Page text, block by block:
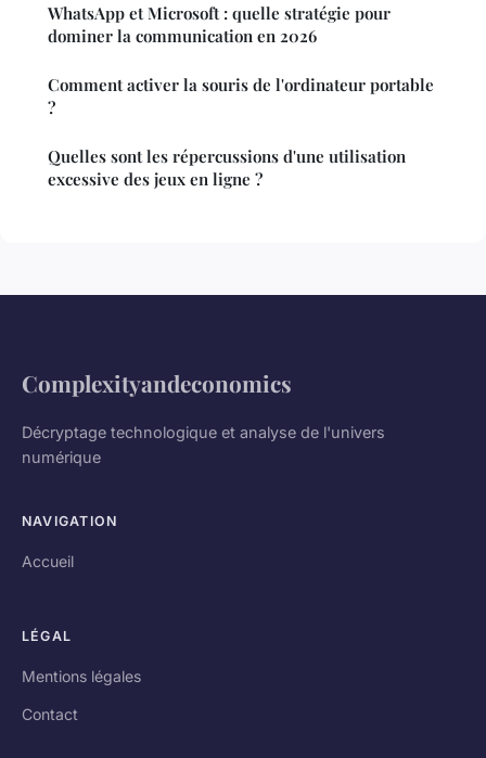
WhatsApp et Microsoft : quelle stratégie pour
dominer la communication en 2026
Comment activer la souris de l'ordinateur portable
?
Quelles sont les répercussions d'une utilisation
excessive des jeux en ligne ?
Complexityandeconomics
Décryptage technologique et analyse de l'univers
numérique
NAVIGATION
Accueil
LÉGAL
Mentions légales
Contact